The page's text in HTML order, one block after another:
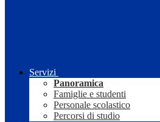
Servizi
Panoramica
Famiglie e studenti
Personale scolastico
Percorsi di studio